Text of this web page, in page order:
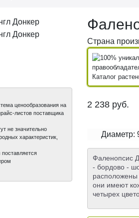
ценообразования на
листов поставщика
не значительно
характеристик,
Страна
Каталог
2 238 руб.
Диаметр:
Фаленопсис
- бордово -
расположены
они имеют
четырех